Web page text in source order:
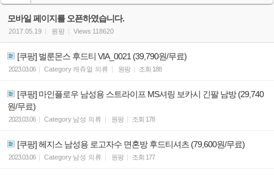
모바일 페이지를 오픈하였습니다.
2017.05.19 원팡 Views 118620
[쿠팡] 벌룬몬스 후드티 VIA_0021 (39,790원/무료)
2023.03.06 Category 캐쥬얼 의류 원팡 조회 188
[쿠팡] 마인플로우 남성용 스트라이프 MS셔링 보카시 긴팔 남방 (29,740
원/무료)
2023.03.06 Category 남성 의류 원팡 조회 178
[쿠팡] 헤지스 남성용 로고자수 면혼방 후드티셔츠 (79,600원/무료)
2023.03.06 Category 남성 의류 원팡 조회 177